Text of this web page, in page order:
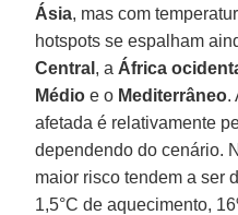
Ásia, mas com
hotspots se espalham
Central , a África
Médio e o Mediterrâneo.
afetada é relativamente
dependendo do cenário.
maior risco tendem a ser
1,5°C de aquecimento,